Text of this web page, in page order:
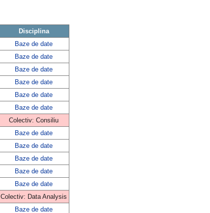
Disciplina
Baze de date
Baze de date
Baze de date
Baze de date
Baze de date
Baze de date
Colectiv: Consiliu
Baze de date
Baze de date
Baze de date
Baze de date
Baze de date
Colectiv: Data Analysis
Baze de date